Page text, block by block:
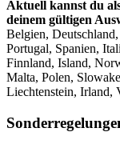
Aktuell kannst du
deinem gültigen
Belgien,
Portugal, Spanien,
Finnland, Island,
Malta, Polen,
Liechtenstein, Irland,